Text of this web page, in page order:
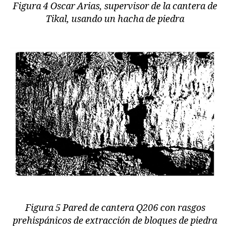
Figura 4 Oscar Arias, supervisor de la cantera de
Tikal, usando un hacha de piedra
Figura 5 Pared de cantera Q206 con rasgos
prehispánicos de extracción de bloques de piedra